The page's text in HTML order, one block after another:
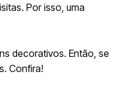
Por isso, uma
decorativos. Então, se
Confira!